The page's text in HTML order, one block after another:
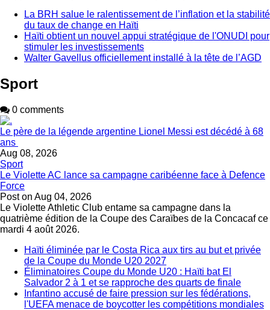
La BRH salue le ralentissement de l’inflation et la stabilité
du taux de change en Haïti
Haïti obtient un nouvel appui stratégique de l'ONUDI pour
stimuler les investissements
Walter Gavellus officiellement installé à la tête de l’AGD
Sport
0 comments
Le père de la légende argentine Lionel Messi est décédé à 68
ans
Aug 08, 2026
Sport
Le Violette AC lance sa campagne caribéenne face à Defence
Force
Post on Aug 04, 2026
Le Violette Athletic Club entame sa campagne dans la
quatrième édition de la Coupe des Caraïbes de la Concacaf ce
mardi 4 août 2026.
Haïti éliminée par le Costa Rica aux tirs au but et privée
de la Coupe du Monde U20 2027
Éliminatoires Coupe du Monde U20 : Haïti bat El
Salvador 2 à 1 et se rapproche des quarts de finale
Infantino accusé de faire pression sur les fédérations,
l'UEFA menace de boycotter les compétitions mondiales